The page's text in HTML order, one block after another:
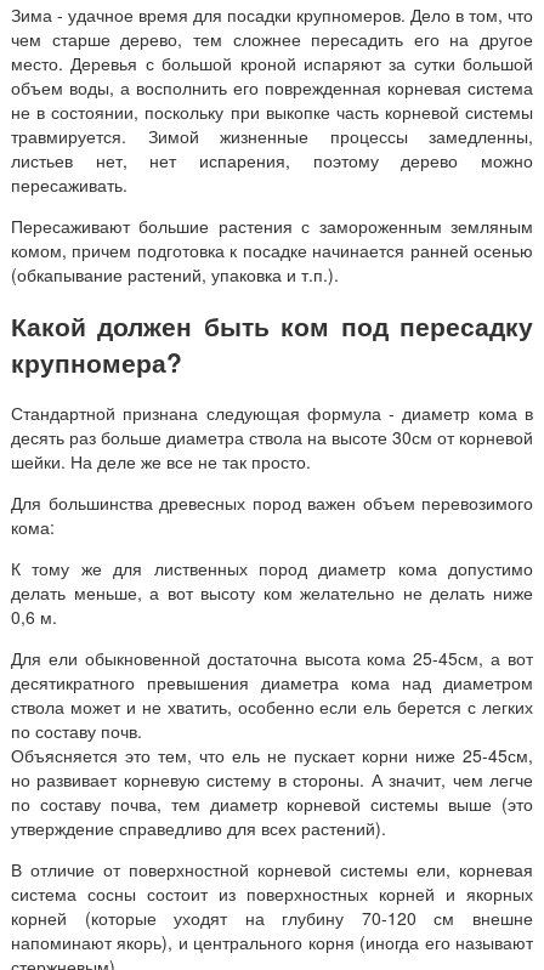
Зима - удачное время для посадки крупномеров. Дело в том, что
чем старше дерево, тем сложнее пересадить его на другое
место. Деревья с большой кроной испаряют за сутки большой
объем воды, а восполнить его поврежденная корневая система
не в состоянии, поскольку при выкопке часть корневой системы
травмируется. Зимой жизненные процессы замедленны,
листьев нет, нет испарения, поэтому дерево можно
пересаживать.
Пересаживают большие растения с замороженным земляным
комом, причем подготовка к посадке начинается ранней осенью
(обкапывание растений, упаковка и т.п.).
Какой должен быть ком под пересадку
крупномера?
Стандартной признана следующая формула - диаметр кома в
десять раз больше диаметра ствола на высоте 30см от корневой
шейки. На деле же все не так просто.
Для большинства древесных пород важен объем перевозимого
кома:
К тому же для лиственных пород диаметр кома допустимо
делать меньше, а вот высоту ком желательно не делать ниже
0,6 м.
Для ели обыкновенной достаточна высота кома 25-45см, а вот
десятикратного превышения диаметра кома над диаметром
ствола может и не хватить, особенно если ель берется с легких
по составу почв.
Объясняется это тем, что ель не пускает корни ниже 25-45см,
но развивает корневую систему в стороны. А значит, чем легче
по составу почва, тем диаметр корневой системы выше (это
утверждение справедливо для всех растений).
В отличие от поверхностной корневой системы ели, корневая
система сосны состоит из поверхностных корней и якорных
корней (которые уходят на глубину 70-120 см внешне
напоминают якорь), и центрального корня (иногда его называют